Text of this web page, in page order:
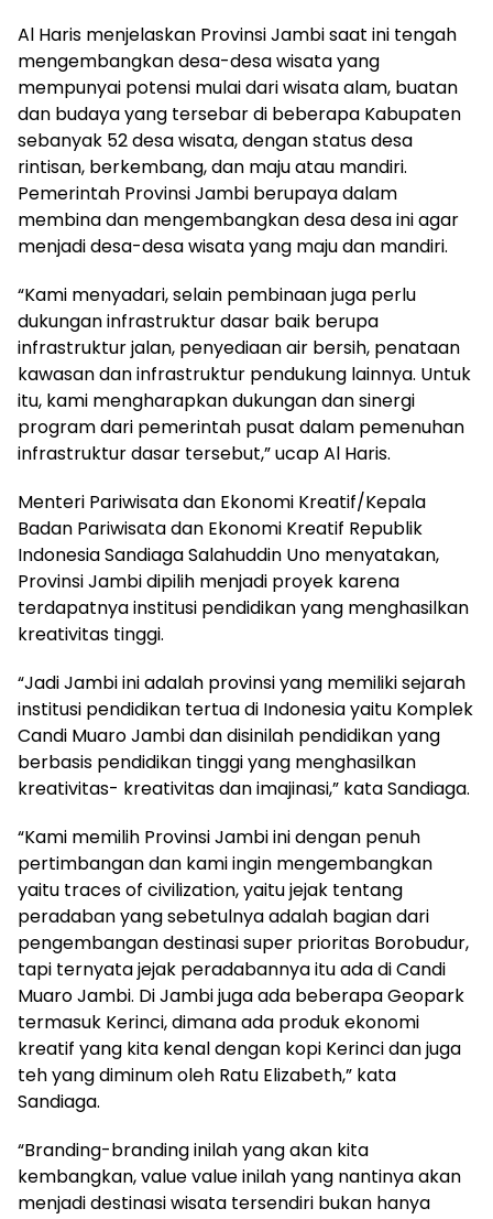
Al Haris menjelaskan Provinsi Jambi saat ini tengah
mengembangkan desa-desa wisata yang
mempunyai potensi mulai dari wisata alam, buatan
dan budaya yang tersebar di beberapa Kabupaten
sebanyak 52 desa wisata, dengan status desa
rintisan, berkembang, dan maju atau mandiri.
Pemerintah Provinsi Jambi berupaya dalam
membina dan mengembangkan desa desa ini agar
menjadi desa-desa wisata yang maju dan mandiri.
“Kami menyadari, selain pembinaan juga perlu
dukungan infrastruktur dasar baik berupa
infrastruktur jalan, penyediaan air bersih, penataan
kawasan dan infrastruktur pendukung lainnya. Untuk
itu, kami mengharapkan dukungan dan sinergi
program dari pemerintah pusat dalam pemenuhan
infrastruktur dasar tersebut,” ucap Al Haris.
Menteri Pariwisata dan Ekonomi Kreatif/Kepala
Badan Pariwisata dan Ekonomi Kreatif Republik
Indonesia Sandiaga Salahuddin Uno menyatakan,
Provinsi Jambi dipilih menjadi proyek karena
terdapatnya institusi pendidikan yang menghasilkan
kreativitas tinggi.
“Jadi Jambi ini adalah provinsi yang memiliki sejarah
institusi pendidikan tertua di Indonesia yaitu Komplek
Candi Muaro Jambi dan disinilah pendidikan yang
berbasis pendidikan tinggi yang menghasilkan
kreativitas- kreativitas dan imajinasi,” kata Sandiaga.
“Kami memilih Provinsi Jambi ini dengan penuh
pertimbangan dan kami ingin mengembangkan
yaitu traces of civilization, yaitu jejak tentang
peradaban yang sebetulnya adalah bagian dari
pengembangan destinasi super prioritas Borobudur,
tapi ternyata jejak peradabannya itu ada di Candi
Muaro Jambi. Di Jambi juga ada beberapa Geopark
termasuk Kerinci, dimana ada produk ekonomi
kreatif yang kita kenal dengan kopi Kerinci dan juga
teh yang diminum oleh Ratu Elizabeth,” kata
Sandiaga.
“Branding-branding inilah yang akan kita
kembangkan, value value inilah yang nantinya akan
menjadi destinasi wisata tersendiri bukan hanya